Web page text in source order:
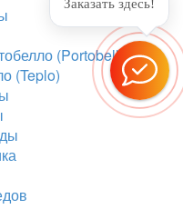
(Portobello)
(Teplo)
Заказать здесь!